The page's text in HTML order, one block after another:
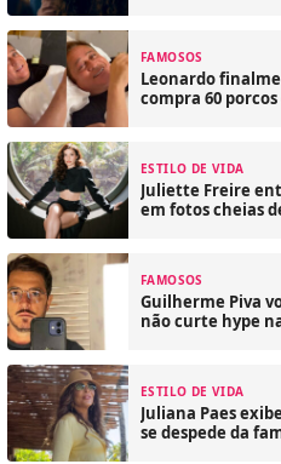
FAMOSOS
Leonardo
compra 60
ESTILO DE VIDA
Juliette Freire
em fotos cheias
FAMOSOS
Guilherme Piva
não curte hype
ESTILO DE VIDA
Juliana Paes
se despede da